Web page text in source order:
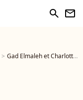
search newsletter
Gad Elmaleh et Charlotte Casiraghi - 20e Jumping International de Monte-Carlo au Port Hercule de Monaco à Monte-Carlo, le 27 juin 2015. La compétition célèbre cette année un double anniversaire : les 20 ans du Jumping et les 10 ans du Longines Global Champions Tour. 20th International Jumping Competition in Monte-Carlo (Monaco) at Port Hercule in Monte-Carlo in Monaco, on June 27, 2015. - Photo